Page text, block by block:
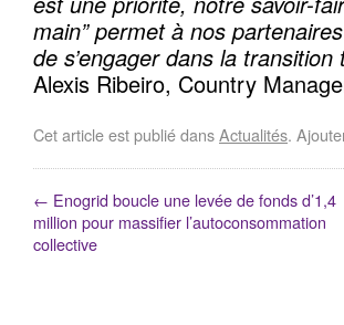
main” permet à nos
de s’engager dans la
Alexis Ribeiro, Country
Cet article est publié dansActualités.
← Enogrid boucle une levée de fonds d’1,4
million pour massifier l’autoconsommation
collective